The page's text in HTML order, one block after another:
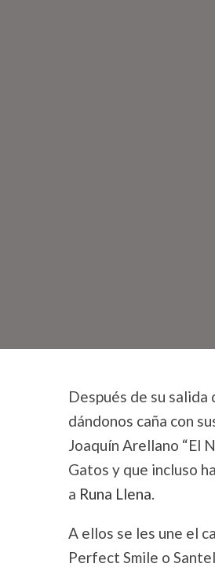
Después de su
dándonos caña con
Joaquín Arellano “El
Gatos y que incluso
a Runa Llena.
A ellos se les une el
Perfect Smile o